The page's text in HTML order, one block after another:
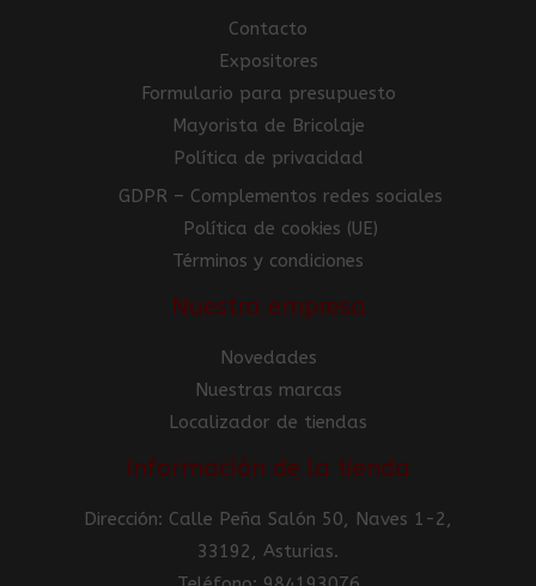
Contacto
Expositores
Formulario para presupuesto
Mayorista de Bricolaje
Política de privacidad
GDPR – Complementos redes sociales
Política de cookies (UE)
Términos y condiciones
Nuestra empresa
Novedades
Nuestras marcas
Localizador de tiendas
Información de la tienda
Dirección: Calle Peña Salón 50, Naves 1-2,
33192, Asturias.